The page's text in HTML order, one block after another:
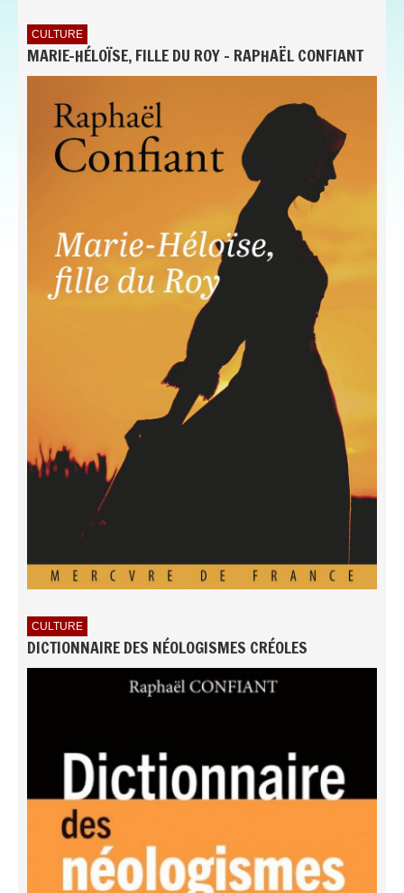
CULTURE
MARIE-HÉLOÏSE, FILLE DU ROY - RAPHAËL CONFIANT
CULTURE
DICTIONNAIRE DES NÉOLOGISMES CRÉOLES